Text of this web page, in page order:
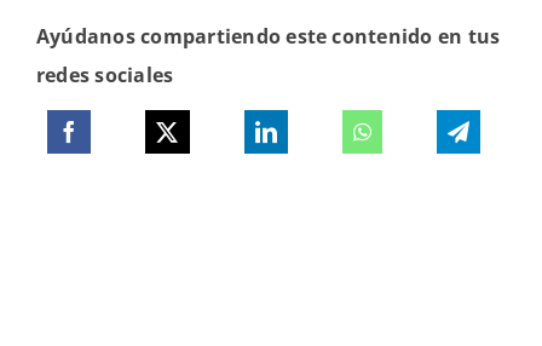
Ayúdanos compartiendo este contenido en tus
redes sociales